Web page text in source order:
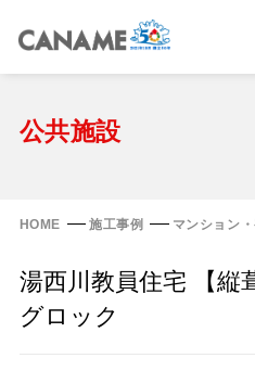
ホーム
スタンディングロック
横葺き屋根
屋根の改修
公共施設
HOME 施工事例 マンション
湯西川教員住宅 【縦
グロック